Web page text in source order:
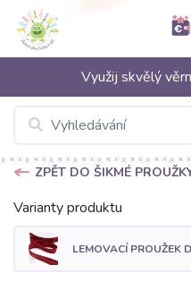
Využij skvělý
ZPĚT DO ŠIKMÉ
Varianty produktu
LEMOVACÍ PROUŽEK